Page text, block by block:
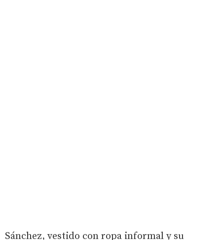
Sánchez, vestido con ropa informal y su